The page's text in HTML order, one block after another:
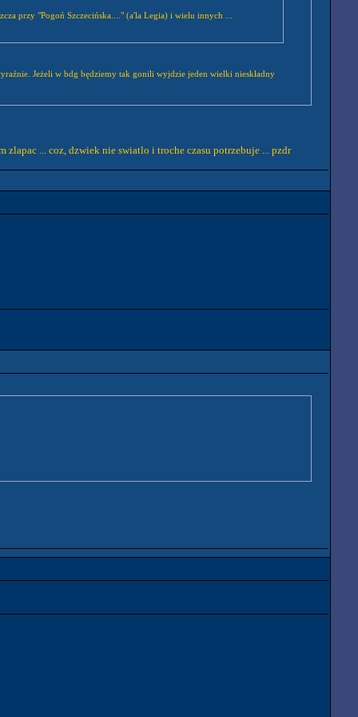
przy "Pogoń Szczecińska...." (a'la Legia) i wielu innych ...
Jeżeli w bdg będziemy tak gonili wyjdzie jeden wielki nieskładny
zlapac ... coz, dzwiek nie swiatlo i troche czasu potrzebuje ... pzdr